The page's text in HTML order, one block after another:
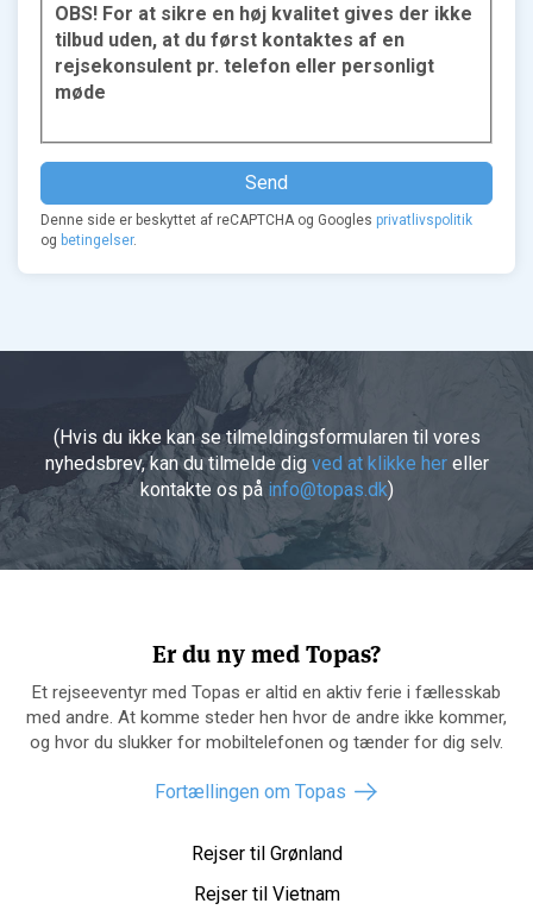
OBS! For at sikre en høj kvalitet gives der ikke
tilbud uden, at du først kontaktes af en
rejsekonsulent pr. telefon eller personligt
møde
Denne side er beskyttet af reCAPTCHA og Googles privatlivspolitik
og betingelser.
(Hvis du ikke kan se tilmeldingsformularen til vores
nyhedsbrev, kan du tilmelde dig ved at klikke hereller
kontakte os på info@topas.dk)
Er du ny med Topas?
Et rejseeventyr med Topas er altid en aktiv ferie i fællesskab
med andre. At komme steder hen hvor de andre ikke kommer,
og hvor du slukker for mobiltelefonen og tænder for dig selv.
Fortællingen om Topas
Rejser til Grønland
Rejser til Vietnam